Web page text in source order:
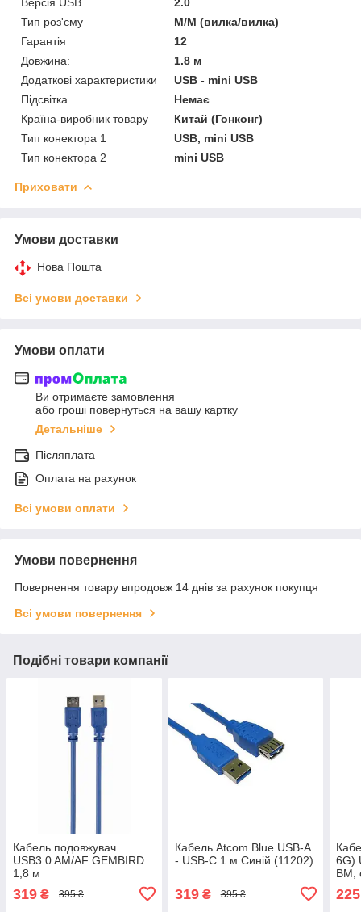
Тип роз'єму
M/M (вилка/вилка)
Гарантія
12
Довжина:
1.8 м
Додаткові характеристики
USB - mini USB
Підсвітка
Немає
Країна-виробник товару
Китай (Гонконг)
Тип конектора 1
USB, mini USB
Тип конектора 2
mini USB
Приховати
Умови доставки
Нова Пошта
Всі умови доставки
Умови оплати
Ви отримаєте замовлення
або гроші повернуться на вашу картку
Детальніше
Післяплата
Оплата на рахунок
Всі умови оплати
Умови повернення
Повернення товару впродовж 14 днів за рахунок покупця
Всі умови повернення
Подібні товари компанії
Кабель подовжувач
USB3.0 AM/AF GEMBIRD
1,8 м
319 ₴ 395 ₴
Кабель Atcom Blue USB-A
- USB-C 1 м Синій (11202)
319₴ 395 ₴
6G)
BM,
225